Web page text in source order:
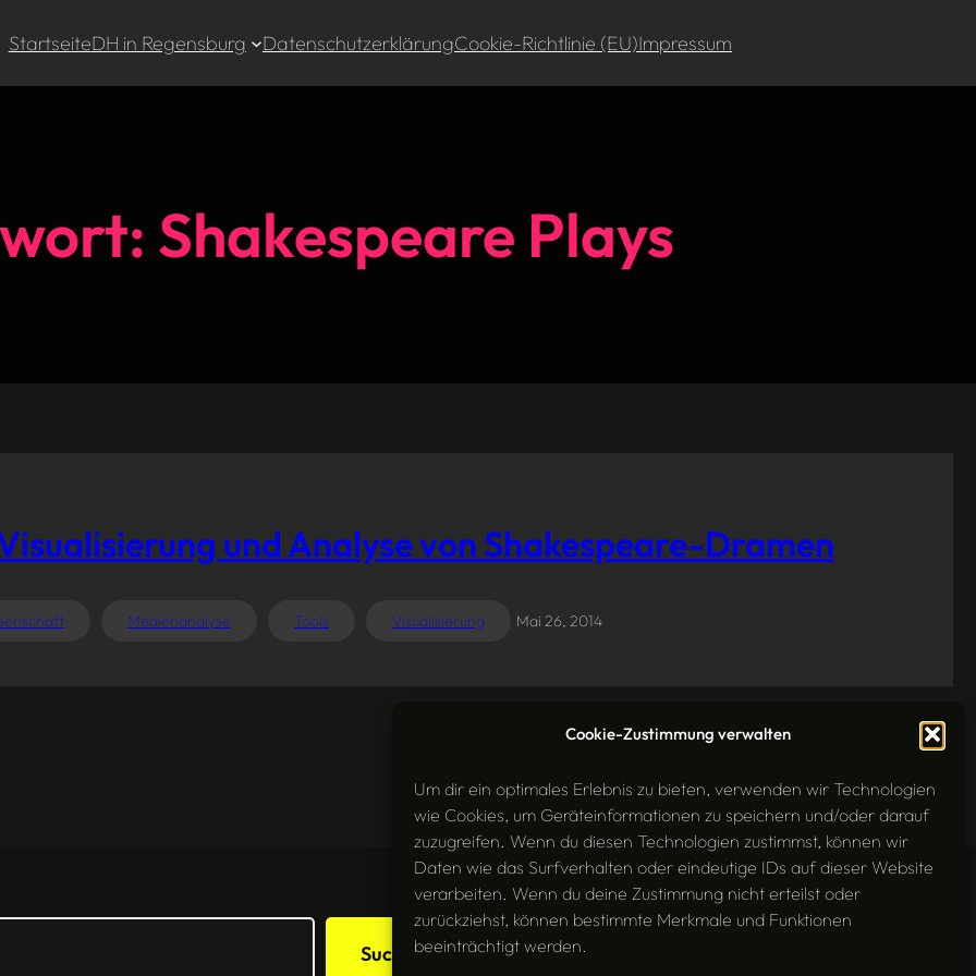
Cookie-Zustimmung verwalten
Um dir ein optimales Erlebnis zu bieten, verwenden wir Technologien
wie Cookies, um Geräteinformationen zu speichern und/oder darauf
zuzugreifen. Wenn du diesen Technologien zustimmst, können wir
Daten wie das Surfverhalten oder eindeutige IDs auf dieser Website
verarbeiten. Wenn du deine Zustimmung nicht erteilst oder
zurückziehst, können bestimmte Merkmale und Funktionen
beeinträchtigt werden.
StartseiteDH in Regensburg DatenschutzerklärungCookie-Richtlinie (EU)Impressum
Shakespeare Plays
und Analyse von Shakespeare-Dramen
Medienanalyse Tools Visualisierung Mai 26, 2014
Suchen